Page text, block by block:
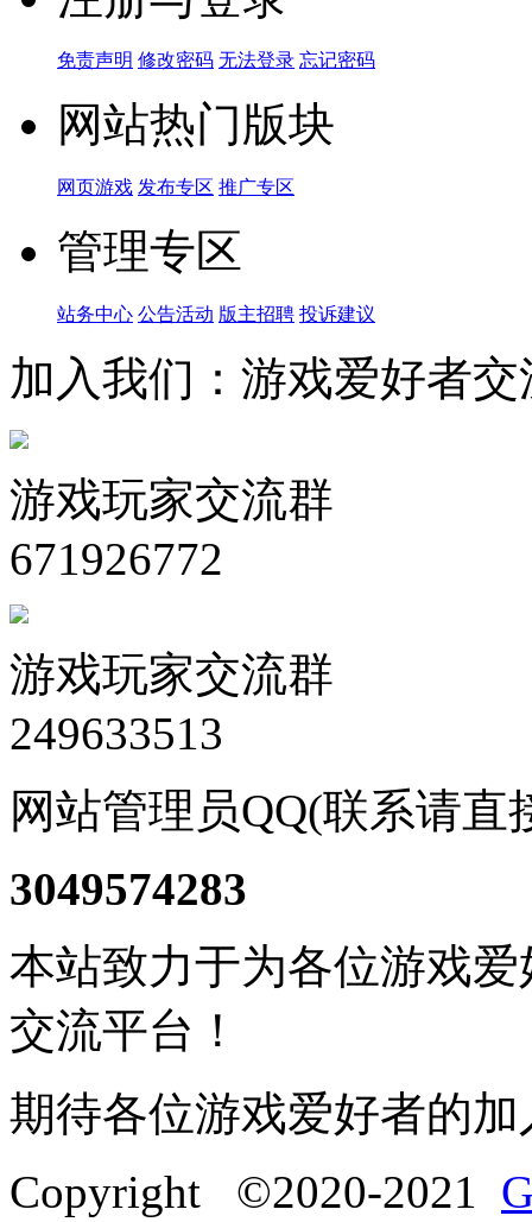
免责声明 修改密码 无法登录 忘记密码
网站热门版块
网页游戏 发布专区 推广专区
管理专区
站务中心 公告活动 版主招聘 投诉建议
加入我们：游戏爱好者交
游戏玩家交流群
671926772
游戏玩家交流群
249633513
网站管理员QQ(联系请直
3049574283
本站致力于为各位游戏
交流平台！
期待各位游戏爱好者的加
Copyright ©2020-2021